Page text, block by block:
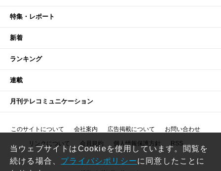
特集・レポート
新着
ランキング
連載
月刊テレコミュニケーション
このサイトについて 会社案内 広告掲載について お問い合わせ
リンクについて 会員規約 個人情報保護方針 RSS
当ウェブサイトはCookieを使用しています。閲覧を
続ける場合、 プライバシポリシーに同意したことに